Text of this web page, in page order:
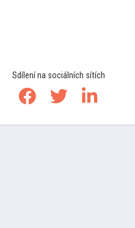
Sdílení na sociálních sítích